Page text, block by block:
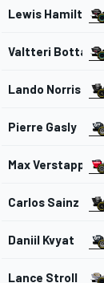
Lewis Hamilton
Valtteri Bottas
Lando Norris
Pierre Gasly
Max Verstappen
Carlos Sainz Jr.
Daniil Kvyat
Lance Stroll